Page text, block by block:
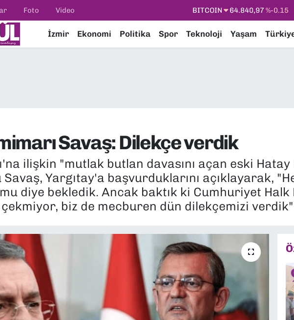
Foto Video DOLAR 47,7436%0.18
STERLİN
64,4811%0.38
İzmir Ekonomi Politika Spor Teknoloji Yaşam
Savaş: Dilekçe verdik
ilişkin "mutlak butlan davasını açan eski
Savaş, Yargıtay'a başvurduklarını açıklayarak,
diye bekledik. Ancak baktık ki Cumhuriyet
biz de mecburen dün dilekçemizi